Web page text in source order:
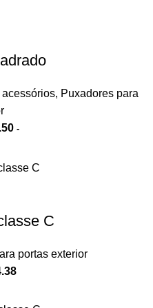
, Puxadores para
-
C
portas exterior